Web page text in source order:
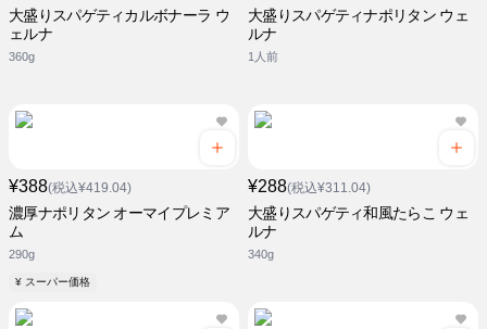
大盛りスパゲティカルボナーラ ウ
ェルナ
360g
大盛りスパゲティナポリタン ウェ
ルナ
1人前
¥388(税込¥419.04)
濃厚ナポリタン オーマイプレミア
ム
290g
¥ スーパー価格
¥288(税込¥311.04)
大盛りスパゲティ和風たらこ ウェ
ルナ
340g